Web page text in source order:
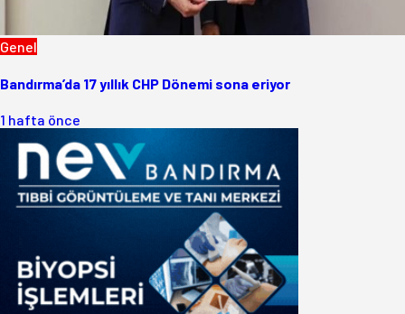
Genel
Bandırma’da 17 yıllık CHP Dönemi sona eriyor
1 hafta önce